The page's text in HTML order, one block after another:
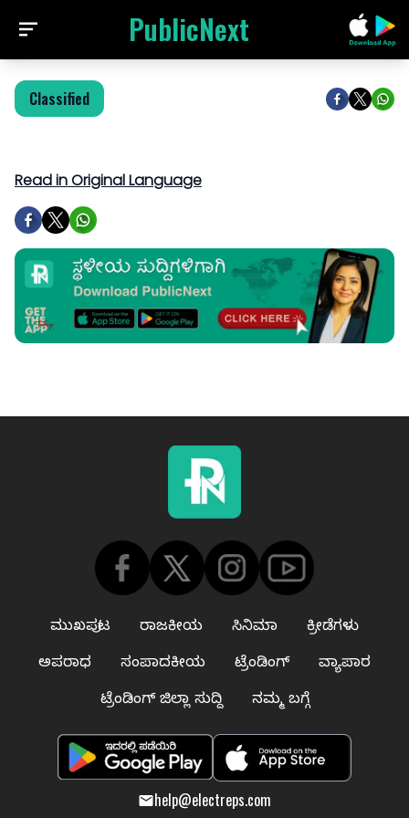
PublicNext
Classified
Read in Original Language
ಮುಖಪುಟ ರಾಜಕೀಯ ಸಿನಿಮಾ
ಕ್ರೀಡೆಗಳು
ಅಪರಾಧ
ಸಂಪಾದಕೀಯ ಟ್ರೆಂಡಿಂಗ್
ವ್ಯಾಪಾರ
ಟ್ರೆಂಡಿಂಗ್ ಜಿಲ್ಲಾ ಸುದ್ದಿ
ನಮ್ಮ ಬಗ್ಗೆ
help@electreps.com